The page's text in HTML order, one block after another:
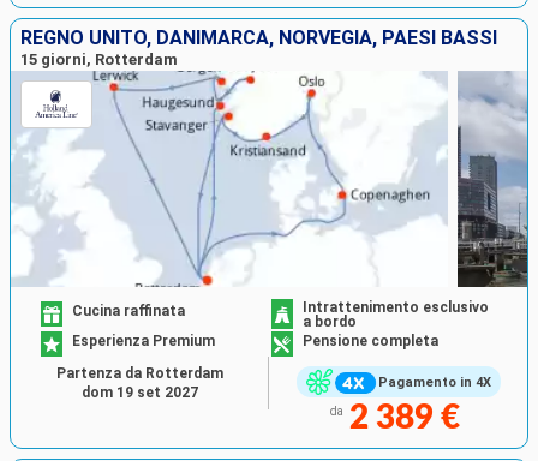
REGNO UNITO, DANIMARCA, NORVEGIA, PAESI BASSI
15 giorni, Rotterdam
Pagamento in 4X
Cucina raffinata
Intrattenimento esclusivo
a bordo
Esperienza Premium
Pensione completa
da 2 389 €
Partenza da Rotterdam
dom 19 set 2027